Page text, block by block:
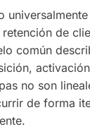
de
común
no son
de forma